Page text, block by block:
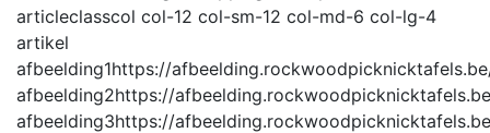
articleclasscol col-12 col-sm-12 col-md-6 col-lg-4
artikel
afbeelding1https://
afbeelding2https://
afbeelding3https://